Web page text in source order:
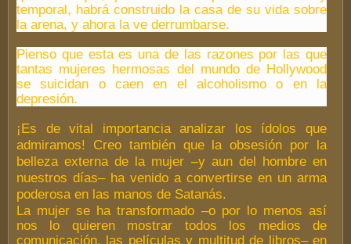
temporal, habrá construido la casa de su vida sobre
la arena, y ahora la ve derrumbarse.
Pienso que esta es una de las razones por las que
tantas mujeres hermosas del mundo de Hollywood
se suicidan o caen en el alcoholismo o en la
depresión.
¡Es de vital importancia analizar los ídolos que
admiramos! Creo también que la obsesión por la
belleza externa de la mujer –y aun del hombre en
nuestros días– ha venido a convertirse en un arma
poderosa en las manos de Satanás.
La mujer se ha transformado –o por lo menos así
nos lo quieren mostrar todos los medios de
comunicación, las películas y multitud de libros– en